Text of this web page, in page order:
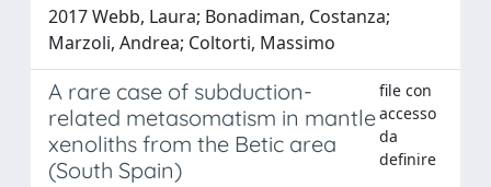
2017 Webb, Laura; Bonadiman, Costanza;
Marzoli, Andrea; Coltorti, Massimo
A rare case of subduction-
related metasomatism in mantle
xenoliths from the Betic area
(South Spain)
file con
accesso
da
definire